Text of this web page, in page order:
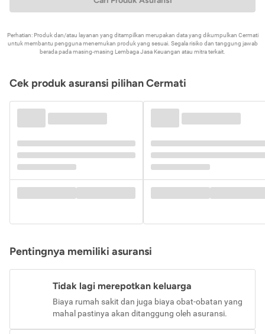
Perhatian: Produk dan/atau layanan yang ditampilkan merupakan data yang dikumpulkan Cermati
untuk membantu pengguna menemukan produk yang sesuai. Segala risiko dan tanggung jawab
berada pada masing-masing Lembaga Jasa Keuangan atau mitra terkait.
Cek produk asuransi pilihan Cermati
Pentingnya memiliki asuransi
Tidak lagi merepotkan keluarga
Biaya rumah sakit dan juga biaya obat-obatan yang
mahal pastinya akan ditanggung oleh asuransi.